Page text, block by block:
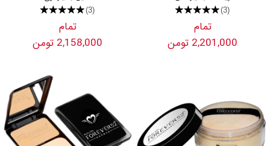
★★★★★(3)
تمام
2,201,000 تومن
★★★★★(3)
تمام
2,158,000 تومن